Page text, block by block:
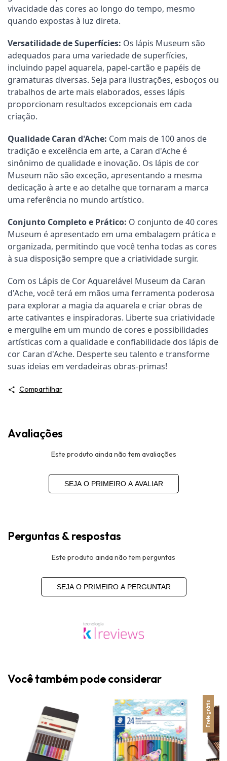
vivacidade das cores ao longo do tempo, mesmo
quando expostas à luz direta.
Versatilidade de Superfícies: Os lápis Museum são
adequados para uma variedade de superfícies,
incluindo papel aquarela, papel-cartão e papéis de
gramaturas diversas. Seja para ilustrações, esboços ou
trabalhos de arte mais elaborados, esses lápis
proporcionam resultados excepcionais em cada
criação.
Qualidade Caran d'Ache: Com mais de 100 anos de
tradição e excelência em arte, a Caran d'Ache é
sinônimo de qualidade e inovação. Os lápis de cor
Museum não são exceção, apresentando a mesma
dedicação à arte e ao detalhe que tornaram a marca
uma referência no mundo artístico.
Conjunto Completo e Prático: O conjunto de 40 cores
Museum é apresentado em uma embalagem prática e
organizada, permitindo que você tenha todas as cores
à sua disposição sempre que a criatividade surgir.
Com os Lápis de Cor Aquarelável Museum da Caran
d'Ache, você terá em mãos uma ferramenta poderosa
para explorar a magia da aquarela e criar obras de
arte cativantes e inspiradoras. Liberte sua criatividade
e mergulhe em um mundo de cores e possibilidades
artísticas com a qualidade e confiabilidade dos lápis de
cor Caran d'Ache. Desperte seu talento e transforme
suas ideias em verdadeiras obras-primas!
Compartilhar
Avaliações
Este produto ainda não tem avaliações
SEJA O PRIMEIRO A AVALIAR
Perguntas & respostas
Este produto ainda não tem perguntas
SEJA O PRIMEIRO A PERGUNTAR
Você também pode considerar
Frete grátis